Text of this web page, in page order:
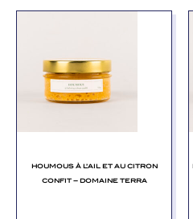
HOUMOUS À L’AIL ET AU CITRON
CONFIT – DOMAINE TERRA